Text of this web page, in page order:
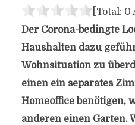
[Total: 0
Der Corona-bedingte
Haushalten dazu
Wohnsituation zu
einen ein separates
Homeoffice benötigen,
anderen einen Garten.